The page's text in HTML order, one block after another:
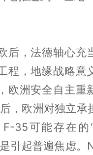
后，法德轴心充
程，地缘战略意
欧洲安全自主重
，欧洲对独立承
35可能存在的
引起普遍焦虑。